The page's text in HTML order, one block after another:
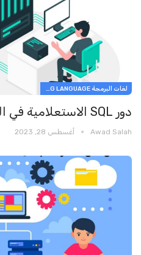
لغات البرمجة PROGRAMMING LANGUAGE
دور SQL الاستعلامية في التعلم الآلي
Awad Salah أغسطس 28, 2023